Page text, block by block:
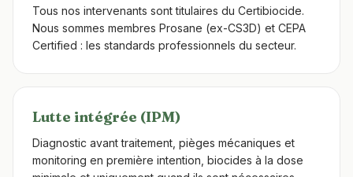
Tous nos intervenants sont titulaires du Certibiocide.
Nous sommes membres Prosane (ex-CS3D) et CEPA
Certified : les standards professionnels du secteur.
Lutte intégrée (IPM)
Diagnostic avant traitement, pièges mécaniques et
monitoring en première intention, biocides à la dose